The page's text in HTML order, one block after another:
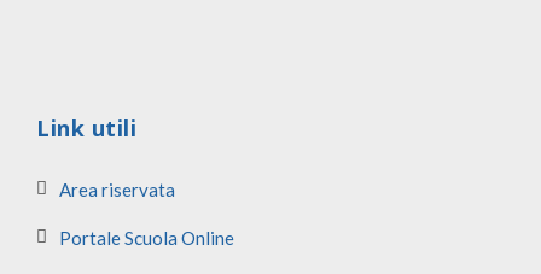
Link utili
Area riservata
Portale Scuola Online